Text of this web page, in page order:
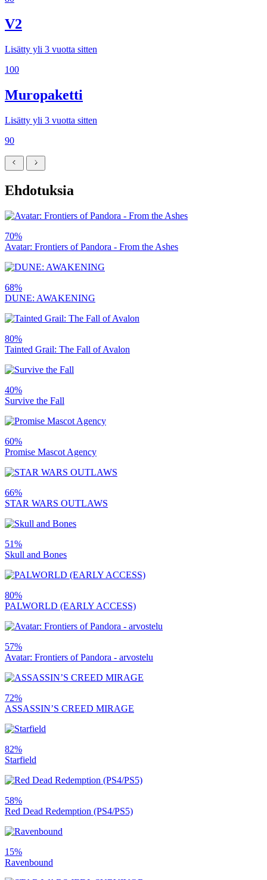
V2
Lisätty yli 3 vuotta sitten
100
Muropaketti
Lisätty yli 3 vuotta sitten
90
Ehdotuksia
70%
Avatar: Frontiers of Pandora - From the Ashes
68%
DUNE: AWAKENING
80%
Tainted Grail: The Fall of Avalon
40%
Survive the Fall
60%
Promise Mascot Agency
66%
STAR WARS OUTLAWS
51%
Skull and Bones
80%
PALWORLD (EARLY ACCESS)
57%
Avatar: Frontiers of Pandora - arvostelu
72%
ASSASSIN’S CREED MIRAGE
82%
Starfield
58%
Red Dead Redemption (PS4/PS5)
15%
Ravenbound